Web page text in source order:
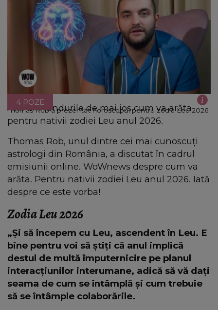
Thomas Rob a prezentat horoscopul pentru zodia Leu 2026
4 POZE
Află din rândurile de mai jos cum va arăta
pentru nativii zodiei Leu anul 2026.
Thomas Rob, unul dintre cei mai cunoscuți
astrologi din România, a discutat în cadrul
emisiunii online. WoWnews despre cum va
arăta. Pentru nativii zodiei Leu anul 2026. Iată
despre ce este vorba!
Zodia Leu 2026
„Și să începem cu Leu, ascendent în Leu. E
bine pentru voi să știți că anul implică
destul de multă împuternicire pe planul
interacțiunilor interumane, adică să vă dați
seama de cum se întâmplă și cum trebuie
să se întâmple colaborările.